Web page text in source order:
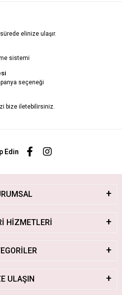
elinize ulaşır.
sistemi
seçeneği
bize iletebilirsiniz.
Edin
HİZMETLERİ
ULAŞIN